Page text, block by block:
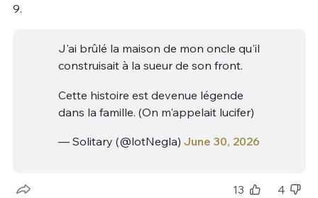
9.
J'ai brûlé la maison de mon oncle qu'il
construisait à la sueur de son front.
Cette histoire est devenue légende
dans la famille. (On m'appelait lucifer)
— Solitary (@lotNegla) June 30, 2026
13 4